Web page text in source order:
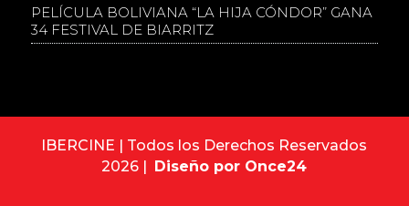
PELÍCULA BOLIVIANA “LA HIJA CÓNDOR” GANA
34 FESTIVAL DE BIARRITZ
IBERCINE | Todos los Derechos Reservados
2026 | Diseño por Once24